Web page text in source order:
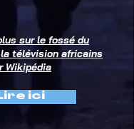
sur le fossé du
télévision africains
Wikipédia
ici